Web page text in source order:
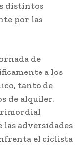
distintos
por las
de
a los
tanto de
de alquiler.
las adversidades
el ciclista